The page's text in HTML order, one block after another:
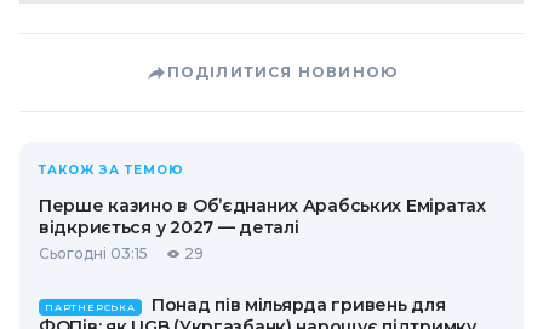
ПОДІЛИТИСЯ НОВИНОЮ
ТАКОЖ ЗА ТЕМОЮ
Перше казино в Об’єднаних Арабських Еміратах
відкриється у 2027 — деталі
Сьогодні 03:15 29
ПАРТНЕРСЬКА
Понад пів мільярда гривень для